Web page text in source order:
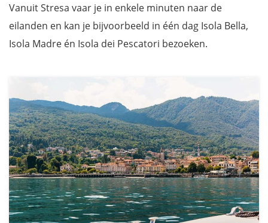
Vanuit Stresa vaar je in enkele minuten naar de
eilanden en kan je bijvoorbeeld in één dag Isola Bella,
Isola Madre én Isola dei Pescatori bezoeken.